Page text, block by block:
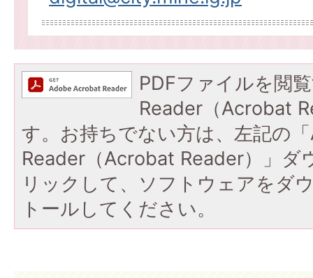
PDFファイルを閲
Reader（Acrobat
す。お持ちでない方は、左記の
Reader（Acrobat Reader）」ダ
リックして、ソフトウェアをダ
トールしてください。